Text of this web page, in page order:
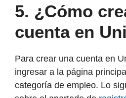
5. ¿Cómo
cuenta en
Para crear una cuenta en
ingresar a la página
categoría de empleo. Lo